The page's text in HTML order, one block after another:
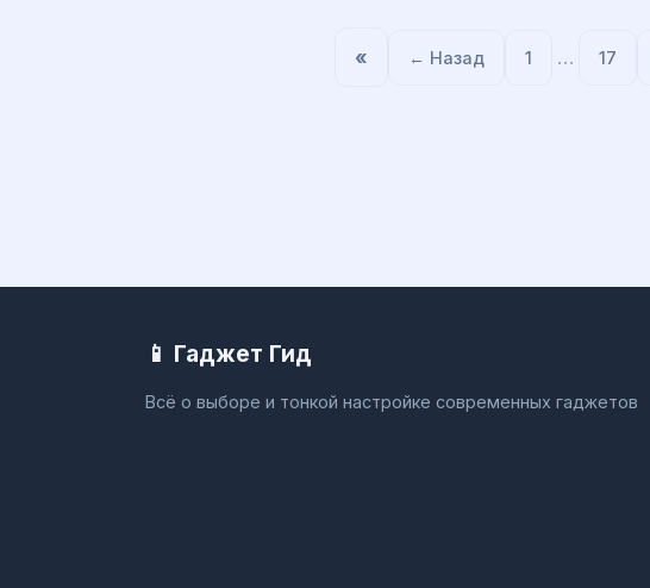
« ← Назад 1 … 17
📱 Гаджет Гид
Всё о выборе и тонкой настройке современных гаджетов